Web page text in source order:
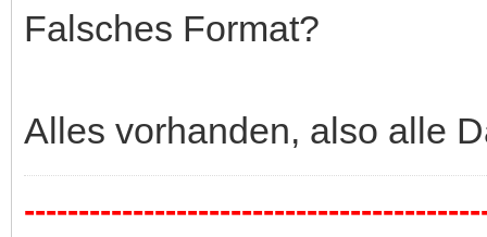
Falsches Format?
Alles vorhanden, also alle